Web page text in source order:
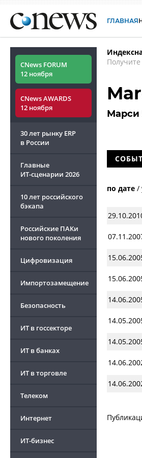
ГЛАВНАЯ
CNews FORUM
12 ноября
CNews AWARDS
12 ноября
30 лет рынку ERP
в России
Главные
ИТ-сценарии 2026
10 лет российского
бэкапа
Российские ПАКи
нового поколения
Цифровизация
Импортозамещение
Безопасность
ИТ в госсекторе
ИТ в банках
ИТ в торговле
Телеком
Интернет
ИТ-бизнес
по дате /